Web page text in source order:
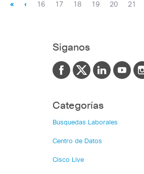
« ‹ 16 17 18 19 20 21
Siganos
Categorías
Búsquedas Laborales
Centro de Datos
Cisco Live